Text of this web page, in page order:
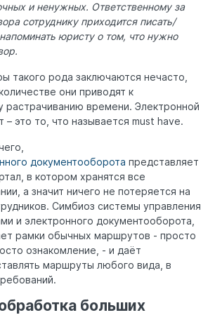
и ненужных. Ответственному за
сотруднику приходится писать/
юристу о том, что нужно
такого рода заключаются нечасто,
они приводят к
растрачиванию времени. Электронной
– это то, что называется must have.
документооборота представляет
в котором хранятся все
а значит ничего не потеряется на
Симбиоз системы управления
и электронного документооборота,
рамки обычных маршрутов - просто
ознакомление, - и даёт
маршруты любого вида, в
больших